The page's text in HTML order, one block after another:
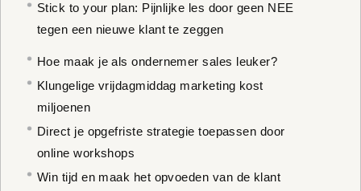
Stick to your plan: Pijnlijke les door geen NEE
tegen een nieuwe klant te zeggen
Hoe maak je als ondernemer sales leuker?
Klungelige vrijdagmiddag marketing kost
miljoenen
Direct je opgefriste strategie toepassen door
online workshops
Win tijd en maak het opvoeden van de klant